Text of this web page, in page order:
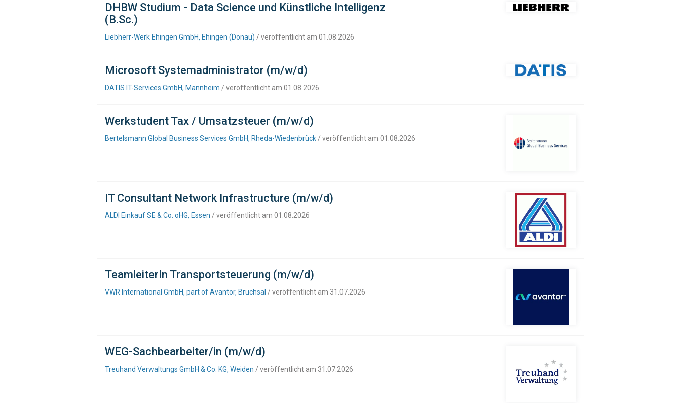
DHBW Studium - Data Science und Künstliche Intelligenz
(B.Sc.)
Liebherr-Werk Ehingen GmbH, Ehingen (Donau) / veröffentlicht am 01.08.2026
Microsoft Systemadministrator (m/w/d)
DATIS IT-Services GmbH, Mannheim / veröffentlicht am 01.08.2026
Werkstudent Tax / Umsatzsteuer (m/w/d)
Bertelsmann Global Business Services GmbH, Rheda-Wiedenbrück / veröffentlicht am 01.08.2026
IT Consultant Network Infrastructure (m/w/d)
ALDI Einkauf SE & Co. oHG, Essen / veröffentlicht am 01.08.2026
TeamleiterIn Transportsteuerung (m/w/d)
VWR International GmbH, part of Avantor, Bruchsal / veröffentlicht am 31.07.2026
WEG-Sachbearbeiter/in (m/w/d)
Treuhand Verwaltungs GmbH & Co. KG, Weiden / veröffentlicht am 31.07.2026